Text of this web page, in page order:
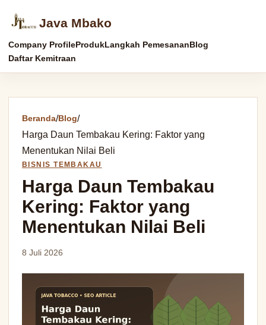
Java Mbako
Company ProfileProdukLangkah PemesananBlog
Daftar Kemitraan
Beranda/Blog/
Harga Daun Tembakau Kering: Faktor yang
Menentukan Nilai Beli
BISNIS TEMBAKAU
Harga Daun Tembakau
Kering: Faktor yang
Menentukan Nilai Beli
8 Juli 2026